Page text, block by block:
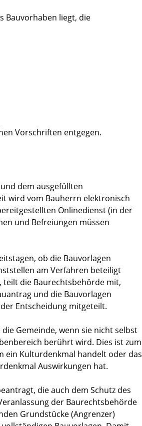
Bauvorhaben liegt, die
Vorschriften entgegen.
dem ausgefüllten
wird vom Bauherrn elektronisch
Onlinedienst (in der
und Befreiungen müssen
ob die Bauvorlagen
am Verfahren beteiligt
teilt die Baurechtsbehörde mit,
und die Bauvorlagen
Entscheidung mitgeteilt.
Gemeinde, wenn sie nicht selbst
berührt wird. Dies ist zum
ein Kulturdenkmal handelt oder das
Auswirkungen hat.
die auch dem Schutz des
der Baurechtsbehörde
Grundstücke (Angrenzer)